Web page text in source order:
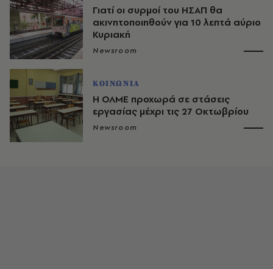
Γιατί οι συρμοί του ΗΣΑΠ θα
ακινητοποιηθούν για 10 λεπτά αύριο
Κυριακή
Newsroom
ΚΟΙΝΩΝΙΑ
Η ΟΛΜΕ προχωρά σε στάσεις
εργασίας μέχρι τις 27 Οκτωβρίου
Newsroom